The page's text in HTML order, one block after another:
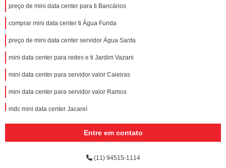
preço de mini data center para ti Bancários
comprar mini data center ti Água Funda
preço de mini data center servidor Água Santa
mini data center para redes e ti Jardim Vazani
mini data center para servidor valor Caieiras
mini data center para servidor valor Ramos
mdc mini data center Jacareí
mini data center rack para servidor orçamento Coelho Neto
comprar mini data center para redes e ti Rocha Miranda
Entre em contato
(11) 94515-1114